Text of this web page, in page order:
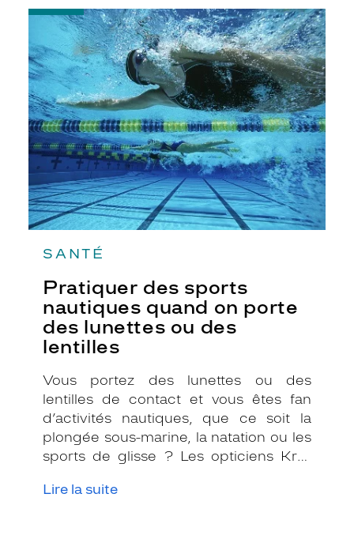
votre amétropie et/ou de l’activité
sportive pratiquée.
SANTÉ
Pratiquer des sports
nautiques quand on porte
des lunettes ou des
lentilles
Vous portez des lunettes ou des
lentilles de contact et vous êtes fan
d’activités nautiques, que ce soit la
plongée sous-marine, la natation ou les
sports de glisse ? Les opticiens Krys
puissiez pratiquer votre passion
Lire la suite
-
Pratiquer
des
sports
nautiques
quand
on
porte
des
lunettes
ou
des
lentilles